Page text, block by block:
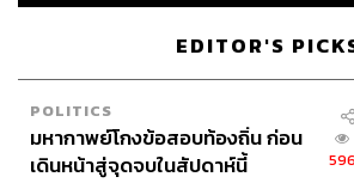
EDITOR'S
POLITICS
มหากาพย์โกงข้อสอบท้องถิ่น ก่อน
เดินหน้าสู่จุดจบในสัปดาห์นี้
596